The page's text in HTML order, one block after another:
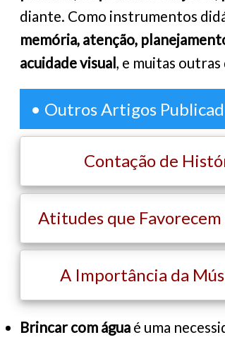
diante. Como instrumentos
memória, atenção,
acuidade visual, e muitas
• Outros Artigos
Contação de
Atitudes que
A Importância da
Brincar com água é uma